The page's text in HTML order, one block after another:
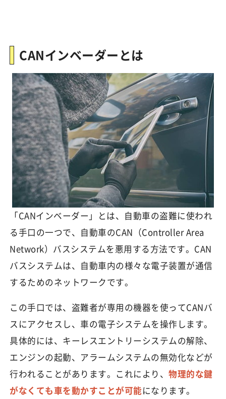
CANインベーダーとは
「CANインベーダー」とは、自動車の盗難に使われ
る手口の一つで、自動車のCAN（Controller Area
Network）バスシステムを悪用する方法です。CAN
バスシステムは、自動車内の様々な電子装置が通信
するためのネットワークです。
この手口では、盗難者が専用の機器を使ってCANバ
スにアクセスし、車の電子システムを操作します。
具体的には、キーレスエントリーシステムの解除、
エンジンの起動、アラームシステムの無効化などが
行われることがあります。これにより、物理的な鍵
がなくても車を動かすことが可能になります。